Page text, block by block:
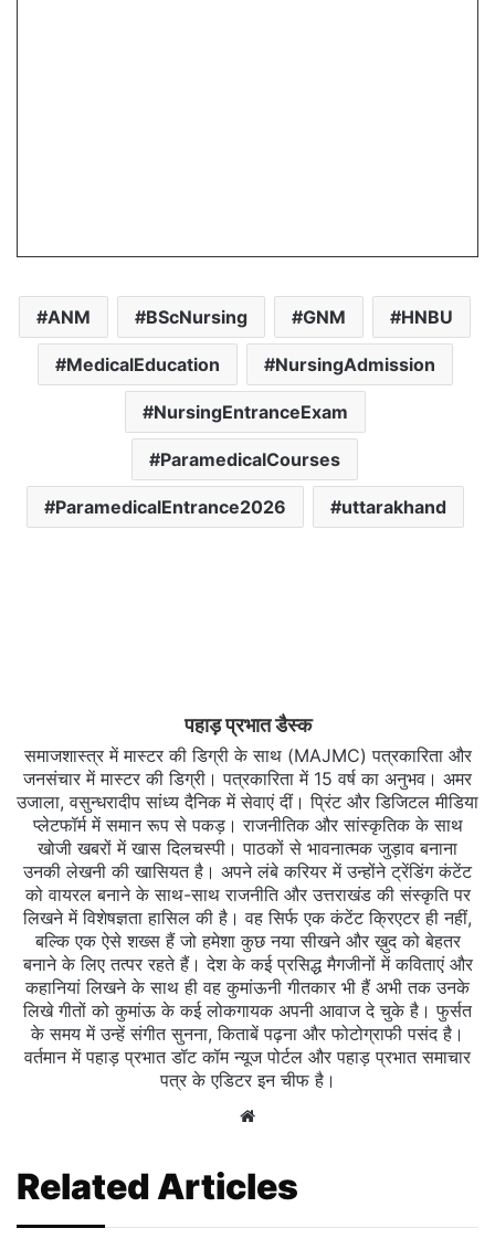
ANM BScNursing GNM HNBU
MedicalEducation NursingAdmission
NursingEntranceExam
ParamedicalCourses
ParamedicalEntrance2026 uttarakhand
पहाड़ प्रभात डैस्क
समाजशास्त्र में मास्टर की डिग्री के साथ (MAJMC) पत्रकारिता और
जनसंचार में मास्टर की डिग्री। पत्रकारिता में 15 वर्ष का अनुभव। अमर
उजाला, वसुन्धरादीप सांध्य दैनिक में सेवाएं दीं। प्रिंट और डिजिटल मीडिया
प्लेटफॉर्म में समान रूप से पकड़। राजनीतिक और सांस्कृतिक के साथ
खोजी खबरों में खास दिलचस्‍पी। पाठकों से भावनात्मक जुड़ाव बनाना
उनकी लेखनी की खासियत है। अपने लंबे करियर में उन्होंने ट्रेंडिंग कंटेंट
को वायरल बनाने के साथ-साथ राजनीति और उत्तराखंड की संस्कृति पर
लिखने में विशेषज्ञता हासिल की है। वह सिर्फ एक कंटेंट क्रिएटर ही नहीं,
बल्कि एक ऐसे शख्स हैं जो हमेशा कुछ नया सीखने और ख़ुद को बेहतर
बनाने के लिए तत्पर रहते हैं। देश के कई प्रसिद्ध मैगजीनों में कविताएं और
कहानियां लिखने के साथ ही वह कुमांऊनी गीतकार भी हैं अभी तक उनके
लिखे गीतों को कुमांऊ के कई लोकगायक अपनी आवाज दे चुके है। फुर्सत
के समय में उन्हें संगीत सुनना, किताबें पढ़ना और फोटोग्राफी पसंद है।
वर्तमान में पहाड़ प्रभात डॉट कॉम न्यूज पोर्टल और पहाड़ प्रभात समाचार
पत्र के एडिटर इन चीफ है।
Website
Related Articles